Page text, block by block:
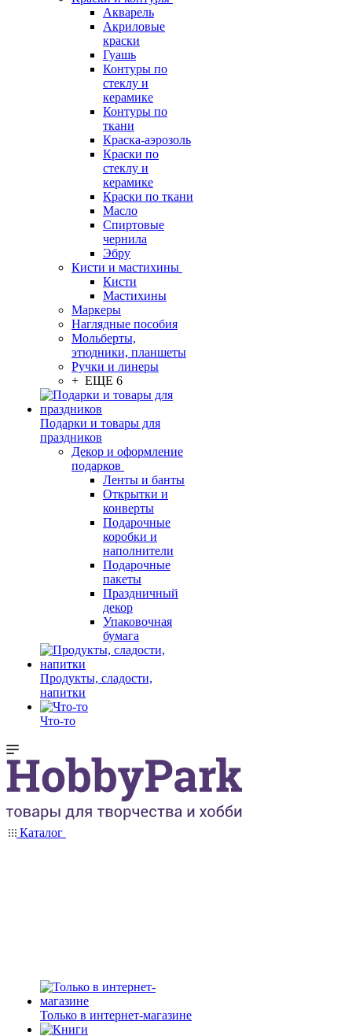
Акварель
Акриловые
краски
Гуашь
Контуры по
стеклу и
керамике
Контуры по
ткани
Краска-аэрозоль
Краски по
стеклу и
керамике
Краски по ткани
Масло
Спиртовые
чернила
Эбру
Кисти и мастихины
Кисти
Мастихины
Маркеры
Наглядные пособия
Мольберты,
этюдники, планшеты
Ручки и линеры
+ ЕЩЕ 6
Подарки и товары для
праздников
Декор и оформление
подарков
Ленты и банты
Открытки и
конверты
Подарочные
коробки и
наполнители
Подарочные
пакеты
Праздничный
декор
Упаковочная
бумага
Продукты, сладости,
напитки
Что-то
Каталог
Только в интернет-магазине